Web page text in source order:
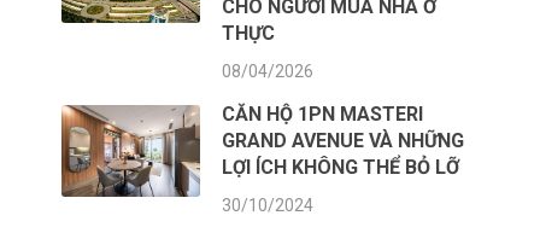
CHO NGƯỜI MUA NHÀ Ở
THỰC
08/04/2026
CĂN HỘ 1PN MASTERI
GRAND AVENUE VÀ NHỮNG
LỢI ÍCH KHÔNG THỂ BỎ LỠ
30/10/2024